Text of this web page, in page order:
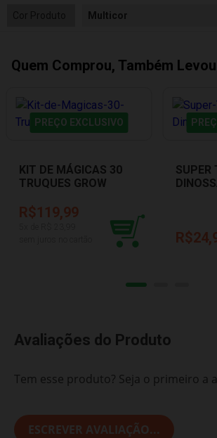
Multicor
Quem Comprou, Também Levou
PREÇO EXCLUSIVO
KIT DE MÁGICAS 30
TRUQUES GROW
R$119,99
SUPER
Avaliações do Produto
Tem esse produto? Seja o primeiro a
ESCREVER AVALIAÇÃO...